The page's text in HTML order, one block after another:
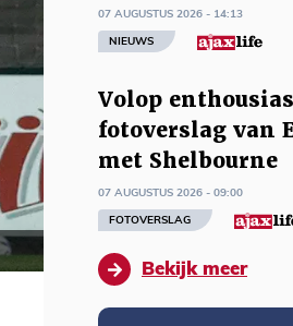
07 AUGUSTUS 2026 - 14:13
NIEUWS
Volop
fotoverslag van
met Shelbourne
07 AUGUSTUS 2026 - 09:00
FOTOVERSLAG
Bekijk meer